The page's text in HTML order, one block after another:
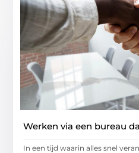
Werken via een bureau
In een tijd waarin alles snel